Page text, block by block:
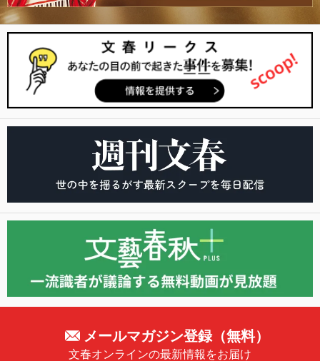
メールマガジン登録（無料）
文春オンラインの最新情報をお届け